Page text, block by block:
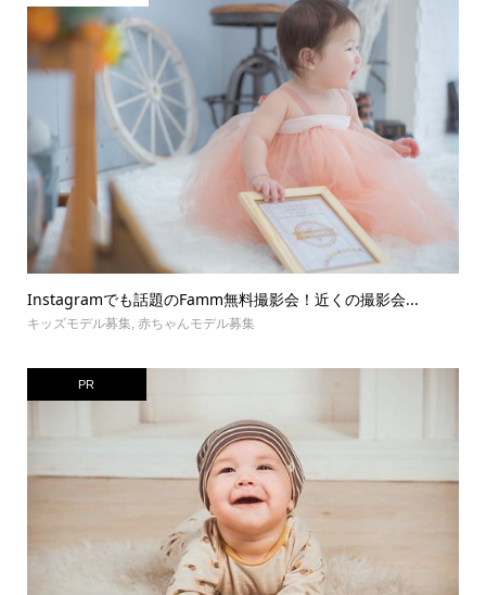
Instagramでも話題のFamm無料撮影会！近くの撮影会...
キッズモデル募集, 赤ちゃんモデル募集
PR